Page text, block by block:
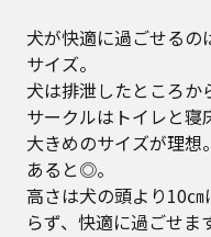
犬が快適に過ごせるの
サイズ。
犬は排泄したところか
サークルはトイレと寝
大きめのサイズが理
あると◎。
高さは犬の頭より10
らず、快適に過ごせま